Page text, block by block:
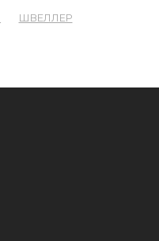
ШВЕЛЛЕР